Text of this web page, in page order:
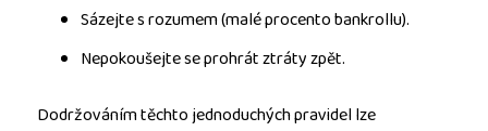
Sázejte s rozumem (malé procento bankrollu).
Nepokoušejte se prohrát ztráty zpět.
Dodržováním těchto jednoduchých pravidel lze